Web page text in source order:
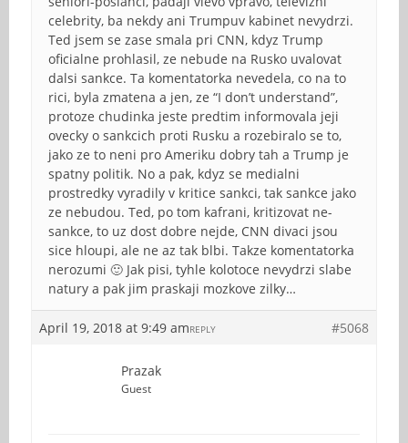
celebrity, ba nekdy ani Trumpuv kabinet nevydrzi.
Ted jsem se zase smala pri CNN, kdyz Trump
oficialne prohlasil, ze nebude na Rusko uvalovat
dalsi sankce. Ta komentatorka nevedela, co na to
rici, byla zmatena a jen, ze “I don’t understand”,
protoze chudinka jeste predtim informovala jeji
ovecky o sankcich proti Rusku a rozebiralo se to,
jako ze to neni pro Ameriku dobry tah a Trump je
spatny politik. No a pak, kdyz se medialni
prostredky vyradily v kritice sankci, tak sankce jako
ze nebudou. Ted, po tom kafrani, kritizovat ne-
sankce, to uz dost dobre nejde, CNN divaci jsou
sice hloupi, ale ne az tak blbi. Takze komentatorka
nerozumi 🙂 Jak pisi, tyhle kolotoce nevydrzi slabe
natury a pak jim praskaji mozkove zilky…
April 19, 2018 at 9:49 am #5068
REPLY
Prazak
Guest